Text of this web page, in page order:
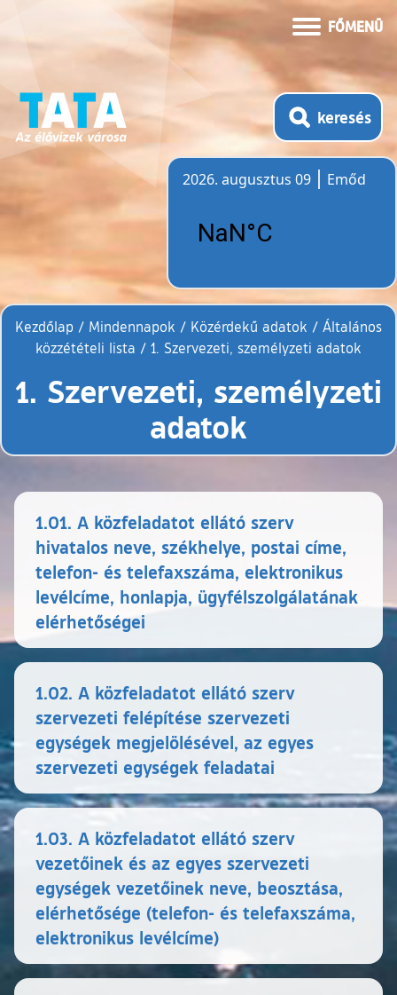
FŐMENÜ
keresés
2026. augusztus 09
Emőd
Kezdőlap / Mindennapok / Közérdekű adatok / Általános
közzétételi lista / 1. Szervezeti, személyzeti adatok
1. Szervezeti, személyzeti
adatok
1.01. A közfeladatot ellátó szerv
hivatalos neve, székhelye, postai címe,
telefon- és telefaxszáma, elektronikus
levélcíme, honlapja, ügyfélszolgálatának
elérhetőségei
1.02. A közfeladatot ellátó szerv
szervezeti felépítése szervezeti
egységek megjelölésével, az egyes
szervezeti egységek feladatai
1.03. A közfeladatot ellátó szerv
vezetőinek és az egyes szervezeti
egységek vezetőinek neve, beosztása,
elérhetősége (telefon- és telefaxszáma,
elektronikus levélcíme)